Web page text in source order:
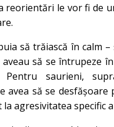
reorientări le vor fi de
să trăiască în calm –
să se întrupeze
Pentru saurieni,
avea să se desfășoare
agresivitatea specific